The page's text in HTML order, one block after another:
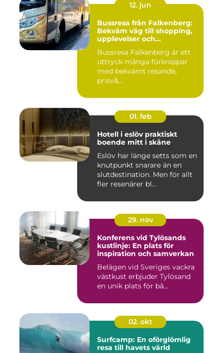
12. jun
Bussresa från Falkenberg:
Bekväm väg till shopping,
upplevelser och
Bussresa Falkenberg är ett
uttryck många förknippar
med bekvämt resande,
prisv&...
01. feb
Hotell i eslöv praktiskt
boende mitt i skåne
Eslöv har länge setts som en
knutpunkt snarare än en
slutdestination. Men för allt
fler resenärer bl...
29. nov
Konferens vid Tylösands
kustlinje: En plats för
inspiration och samverkan
Belägen vid Sveriges vackra
västkust erbjuder Tylösand
en unik plats för bå...
02. okt
Surfcamp: En oförglömlig
resa till havets värld